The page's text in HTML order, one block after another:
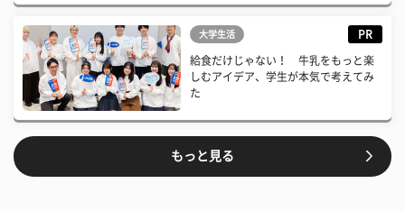
大学生活 PR
給食だけじゃない！ 牛乳をもっと楽
しむアイデア、学生が本気で考えてみ
た
もっと見る